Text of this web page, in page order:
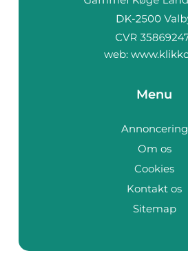
web:
Menu
Annoncering
Om os
Cookies
Kontakt os
Sitemap